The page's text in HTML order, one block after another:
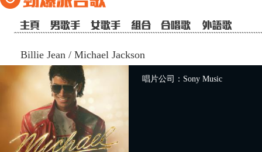
Billie Jean / Michael Jackson
唱片公司：Sony Music